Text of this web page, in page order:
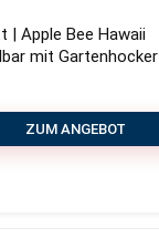
| Apple Bee Hawaii
mit Gartenhocker
ZUM ANGEBOT